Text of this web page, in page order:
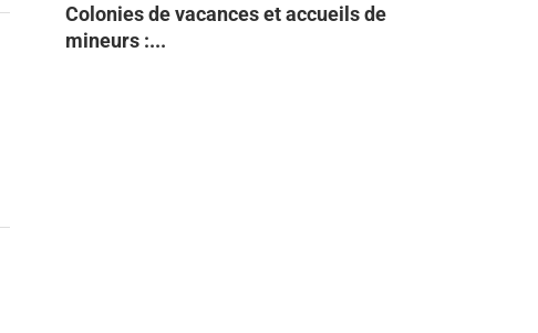
Colonies de vacances et accueils de
mineurs :...